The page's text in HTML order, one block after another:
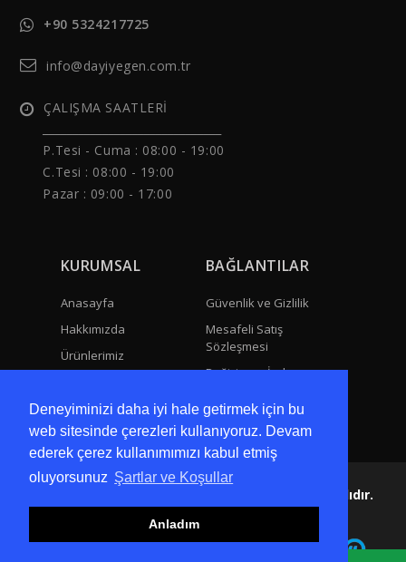
Deneyiminizi daha iyi hale getirmek için bu
web sitesinde çerezleri kullanıyoruz. Devam
ederek çerez kullanımımızı kabul etmiş
oluyorsunuz Şartlar ve Koşullar
Anladım
+90 5324217725
info@dayiyegen.com.tr
ÇALIŞMA SAATLERİ
P.Tesi - Cuma : 08:00 - 19:00
C.Tesi : 08:00 - 19:00
Pazar : 09:00 - 17:00
KURUMSAL
Anasayfa
Hakkımızda
Ürünlerimiz
BAĞLANTILAR
Güvenlik ve Gizlilik
Mesafeli Satış
Sözleşmesi
Değişim ve İade
© Dayı Yeğen Telif Hakları 2021. Tüm Haklar Saklıdır.